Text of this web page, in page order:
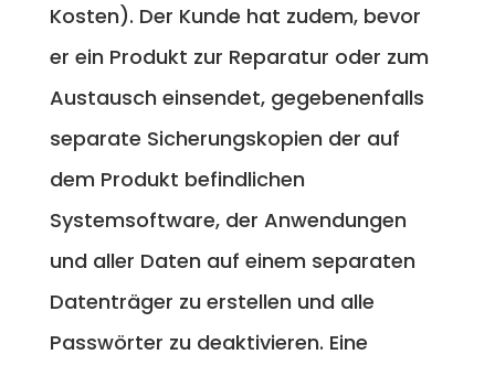
Kosten). Der Kunde hat zudem, bevor
er ein Produkt zur Reparatur oder zum
Austausch einsendet, gegebenenfalls
separate Sicherungskopien der auf
dem Produkt befindlichen
Systemsoftware, der Anwendungen
und aller Daten auf einem separaten
Datenträger zu erstellen und alle
Passwörter zu deaktivieren. Eine